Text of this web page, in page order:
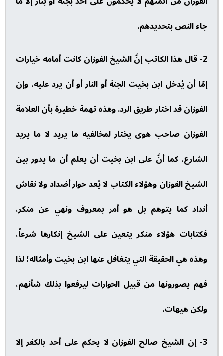
جاء النص بتحديدهم.
2- قال هذا الكاتب إنَّ الشيخ الفوزان كانت أمامه خيارات
إمّا أن يُدخل ابن بخيت الجنة أو النار أو أن يرد عليه، وإن
الفوزان قد اختار طريق الرد. وهذه تهمة خطيرة بأن العلامة
الفوزان صاحب هوى يختار لمخالفيه ما يريد لا ما يريد
الشارع، كما أنَّ على ابن بخيت أن يعلم أن ما يدور بين
الشيخ الفوزان وهؤلاء الكتاب لا يُعد حوار أضداد ولا نقاش
أنداد كما يتوهم بل هو أمر بمعروف ونهي عن منكر،
فكتابات هؤلاء منكر يتعين على الشيخ إنكارها شرعاً،
وهذه هي الحقيقة التي يتغافل عنها ابن بخيت وأمثاله؛ لذا
فهم يصورونها من قبيل الحوارات ليرفعوا بذلك شأنهم،
ولكن هيهات.
3- إن الشيخ صالح الفوزان لا يحكم على أحد بالكفر إلا